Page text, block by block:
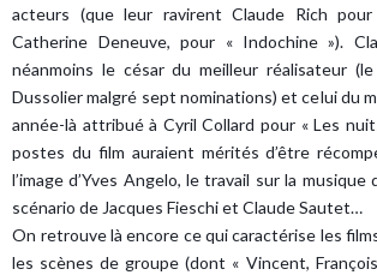
acteurs (que leur ravirent Claude Rich
Catherine Deneuve, pour « Indochine »).
néanmoins le césar du meilleur réalisateur
Dussolier malgré sept nominations) et celui du
année-là attribué à Cyril Collard pour « Les
postes du film auraient mérités d’être
l’image d’Yves Angelo, le travail sur la musique
scénario de Jacques Fieschi et Claude Sautet…
On retrouve là encore ce qui caractérise les
les scènes de groupe (dont « Vincent,